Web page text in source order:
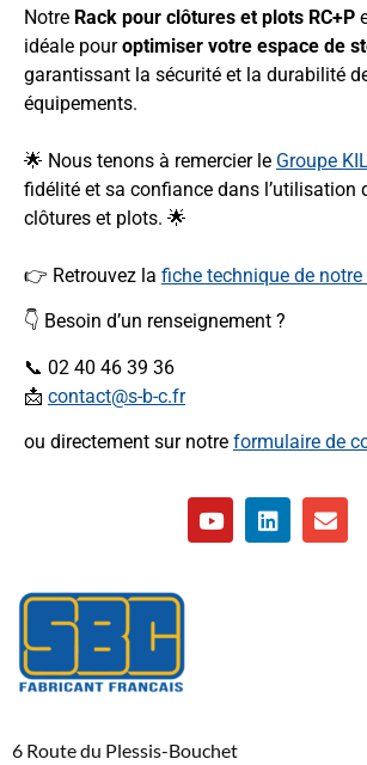
Notre Rack pour clôtures et plots RC+P
idéale pouroptimiser votre espace de
garantissant la sécurité et la durabilité
équipements.
🌟 Nous tenons à remercier le Groupe
fidélité et sa confiance dans l’utilisation
clôtures et plots. 🌟
👉 Retrouvez la fiche technique de notre
👇 Besoin d’un renseignement ?
📞 02 40 46 39 36
📩 contact@s-b-c.fr
ou directement sur notre formulaire de
6 Route du Plessis-Bouchet